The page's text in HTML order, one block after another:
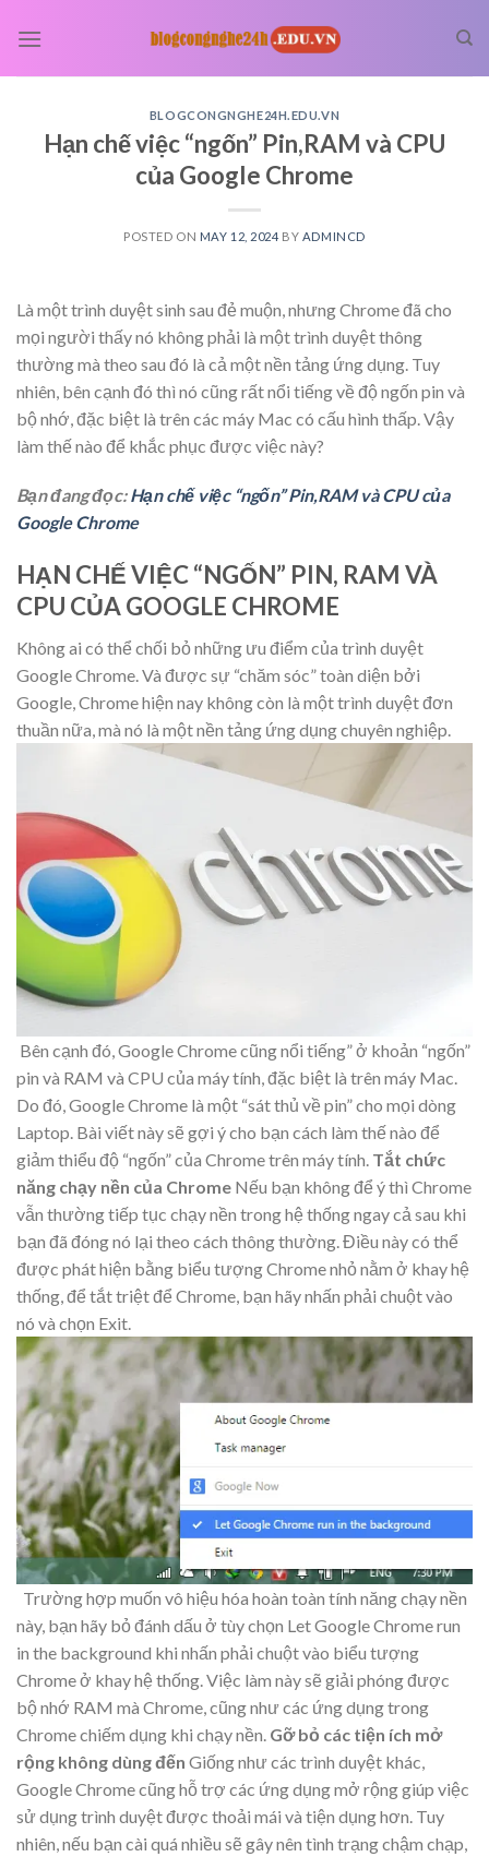
BLOGCONGNGHE24H.EDU.VN
Hạn chế việc “ngốn” Pin,RAM và CPU
của Google Chrome
POSTED ON MAY 12, 2024 BY ADMINCD
Là một trình duyệt sinh sau đẻ muộn, nhưng Chrome đã cho
mọi người thấy nó không phải là một trình duyệt thông
thường mà theo sau đó là cả một nền tảng ứng dụng. Tuy
nhiên, bên cạnh đó thì nó cũng rất nổi tiếng về độ ngốn pin và
bộ nhớ, đặc biệt là trên các máy Mac có cấu hình thấp. Vậy
làm thế nào để khắc phục được việc này?
Bạn đang đọc:Hạn chế việc “ngốn” Pin,RAM và CPU của
Google Chrome
HẠN CHẾ VIỆC “NGỐN” PIN, RAM VÀ
CPU CỦA GOOGLE CHROME
Không ai có thể chối bỏ những ưu điểm của trình duyệt
Google Chrome. Và được sự “chăm sóc” toàn diện bởi
Google, Chrome hiện nay không còn là một trình duyệt đơn
thuần nữa, mà nó là một nền tảng ứng dụng chuyên nghiệp.
Bên cạnh đó, Google Chrome cũng nổi tiếng” ở khoản “ngốn”
pin và RAM và CPU của máy tính, đặc biệt là trên máy Mac.
Do đó, Google Chrome là một “sát thủ về pin” cho mọi dòng
Laptop. Bài viết này sẽ gợi ý cho bạn cách làm thế nào để
giảm thiểu độ “ngốn” của Chrome trên máy tính. Tắt chức
năng chạy nền của Chrome Nếu bạn không để ý thì Chrome
vẫn thường tiếp tục chạy nền trong hệ thống ngay cả sau khi
bạn đã đóng nó lại theo cách thông thường. Điều này có thể
được phát hiện bằng biểu tượng Chrome nhỏ nằm ở khay hệ
thống, để tắt triệt để Chrome, bạn hãy nhấn phải chuột vào
nó và chọn Exit.
Trường hợp muốn vô hiệu hóa hoàn toàn tính năng chạy nền
này, bạn hãy bỏ đánh dấu ở tùy chọn Let Google Chrome run
in the background khi nhấn phải chuột vào biểu tượng
Chrome ở khay hệ thống. Việc làm này sẽ giải phóng được
bộ nhớ RAM mà Chrome, cũng như các ứng dụng trong
Chrome chiếm dụng khi chạy nền. Gỡ bỏ các tiện ích mở
rộng không dùng đến Giống như các trình duyệt khác,
Google Chrome cũng hỗ trợ các ứng dụng mở rộng giúp việc
sử dụng trình duyệt được thoải mái và tiện dụng hơn. Tuy
nhiên, nếu bạn cài quá nhiều sẽ gây nên tình trạng chậm chạp,